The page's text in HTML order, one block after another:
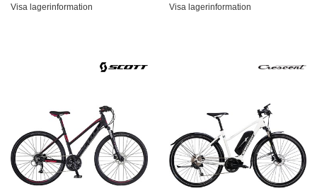
Visa lagerinformation Visa lagerinformation